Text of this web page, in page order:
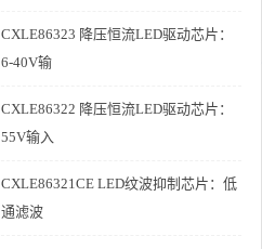
CXLE86323 降压恒流LED驱动芯片：
6-40V输
CXLE86322 降压恒流LED驱动芯片：
55V输入
CXLE86321CE LED纹波抑制芯片：低
通滤波